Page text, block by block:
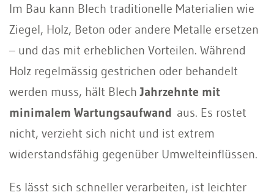
Im Bau kann Blech traditionelle Materialien wie
Ziegel, Holz, Beton oder andere Metalle ersetzen
– und das mit erheblichen Vorteilen. Während
Holz regelmässig gestrichen oder behandelt
werden muss, hält BlechJahrzehnte mit
minimalem Wartungsaufwand aus. Es rostet
nicht, verzieht sich nicht und ist extrem
widerstandsfähig gegenüber Umwelteinflüssen.
Es lässt sich schneller verarbeiten, ist leichter